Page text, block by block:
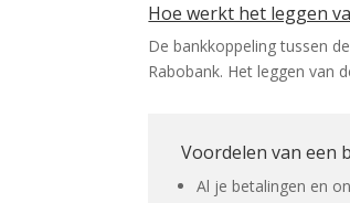
Hoe werkt het leggen
De bankkoppeling tussen
Rabobank. Het leggen van
Voordelen van een
Al je betalingen en